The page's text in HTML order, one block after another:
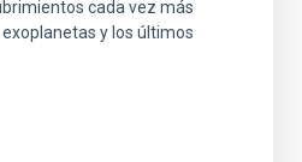
cada vez más
y los últimos